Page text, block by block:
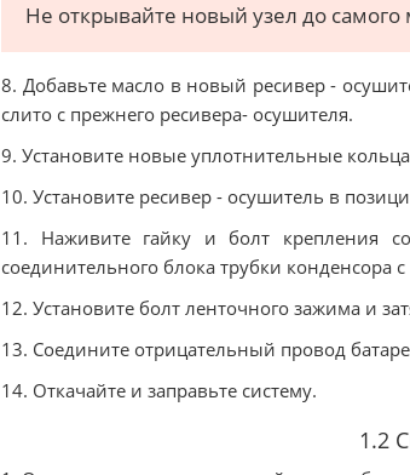
Не открывайте новый узел до самого
8. Добавьте масло в новый ресивер -
слито с прежнего ресивера- осушителя.
9. Установите новые уплотнительные
10. Установите ресивер - осушитель в
11. Наживите гайку и болт крепления
соединительного блока трубки конденсора
12. Установите болт ленточного зажима и
13. Соедините отрицательный провод
14. Откачайте и заправьте систему.
1.2